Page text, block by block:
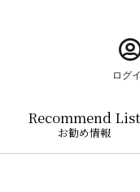
ログ
Recommend List
お勧め情報